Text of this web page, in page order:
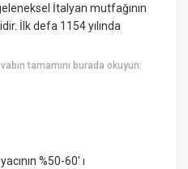
İtalyan mutfağının
İlk defa 1154 yılında
tamamını burada okuyun:
%50-60' ı